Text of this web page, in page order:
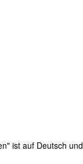
ist auf Deutsch und